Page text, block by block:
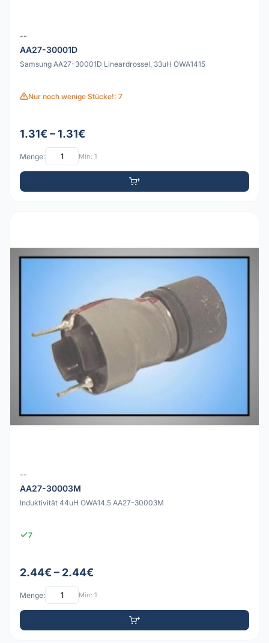
--
AA27-30001D
Samsung AA27-30001D Lineardrossel, 33uH OWA1415
Nur noch wenige Stücke!: 7
1.31€ – 1.31€
Menge: Min: 1
--
AA27-30003M
Induktivität 44uH OWA14.5 AA27-30003M
7
2.44€ – 2.44€
Menge: Min: 1